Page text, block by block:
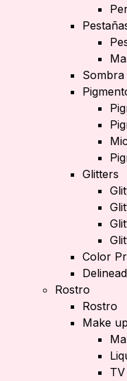
Glitters
Color
Rostro
Rostro
Make up